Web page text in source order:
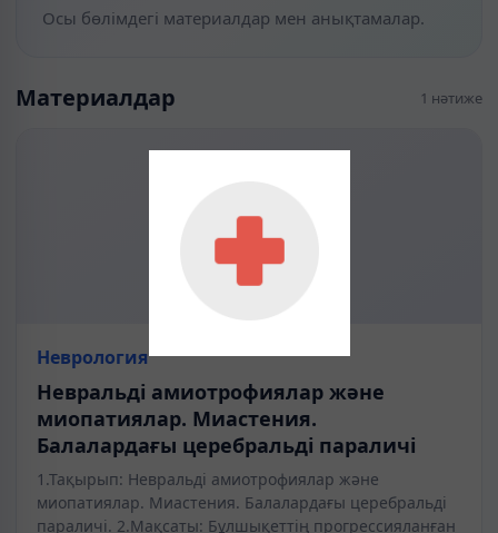
Осы бөлімдегі материалдар мен анықтамалар.
Материалдар 1 нәтиже
Неврология
Невральді амиотрофиялар және
миопатиялар. Миастения.
Балалардағы церебральді параличі
1.Тақырып: Невральді амиотрофиялар және
миопатиялар. Миастения. Балалардағы церебральді
параличі. 2.Мақсаты: Бұлшықеттің прогрессияланған